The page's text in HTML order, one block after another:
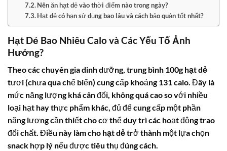
Nên ăn hạt dẻ vào thời điểm nào trong ngày?
Hạt dẻ có hạn sử dụng bao lâu và cách bảo quản tốt nhất?
Hạt Dẻ Bao Nhiêu Calo và Các Yếu Tố Ảnh
Hưởng?
Theo các chuyên gia dinh dưỡng, trung bình 100ghạt dẻ
tươi (chưa qua chế biến) cung cấp khoảng 131calo. Đây là
mức năng lượng khá cân đối, không quá cao so với nhiều
loại hạt hay thực phẩm khác, đủ để cung cấp một phần
năng lượng cần thiết cho cơ thể duy trì các hoạt động trao
đổi chất. Điều này làm cho hạt dẻtrở thành một lựa chọn
snack hợp lý nếu được tiêu thụ đúng cách.